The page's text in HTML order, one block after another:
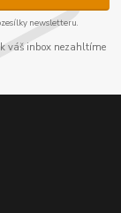
newsletteru.
váš inbox nezahltíme